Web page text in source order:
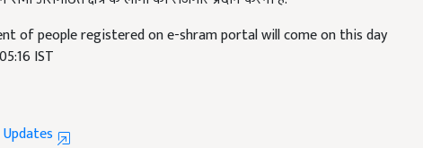
of people registered on e-shram portal will come on this day
IST
सरकार